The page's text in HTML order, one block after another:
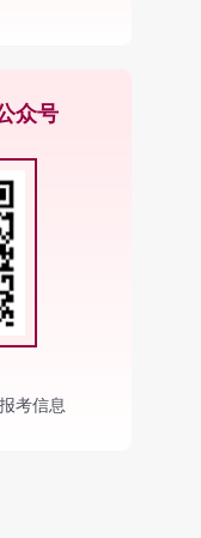
众号
考信息